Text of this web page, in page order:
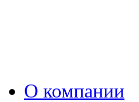
О компании